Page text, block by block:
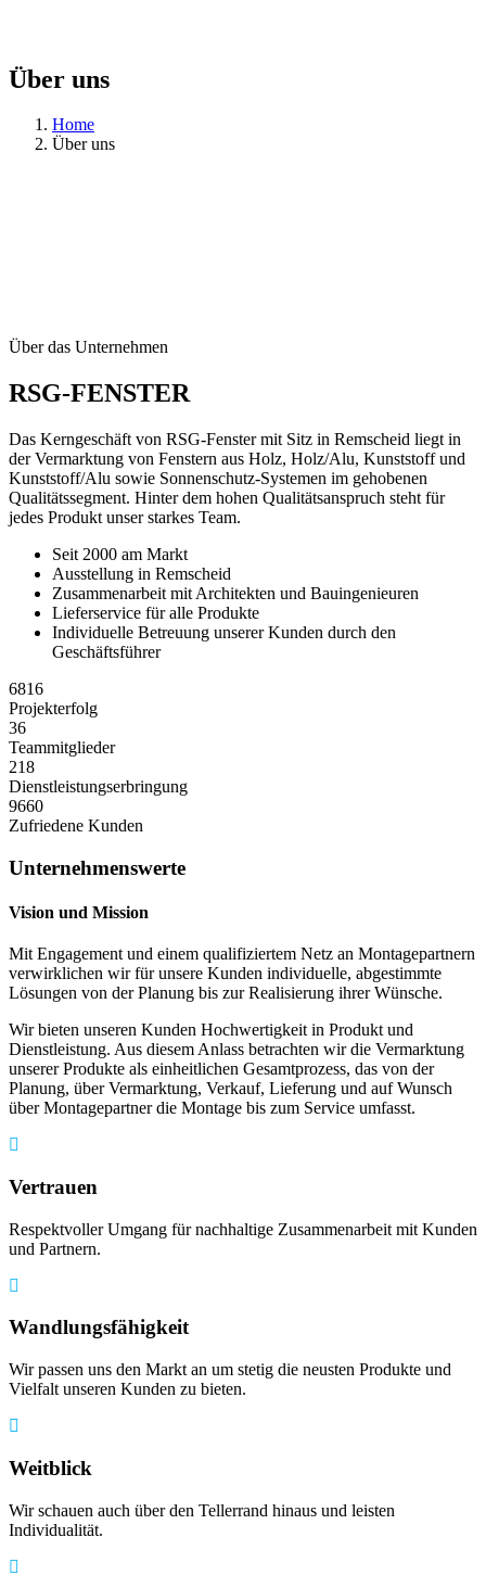
Über uns
Home
Über uns
Über das Unternehmen
RSG-FENSTER
Das Kerngeschäft von RSG-Fenster mit Sitz in Remscheid liegt in
der Vermarktung von Fenstern aus Holz, Holz/Alu, Kunststoff und
Kunststoff/Alu sowie Sonnenschutz-Systemen im gehobenen
Qualitätssegment. Hinter dem hohen Qualitätsanspruch steht für
jedes Produkt unser starkes Team.
Seit 2000 am Markt
Ausstellung in Remscheid
Zusammenarbeit mit Architekten und Bauingenieuren
Lieferservice für alle Produkte
Individuelle Betreuung unserer Kunden durch den
Geschäftsführer
6816
Projekterfolg
36
Teammitglieder
218
Dienstleistungserbringung
9660
Zufriedene Kunden
Unternehmenswerte
Vision und Mission
Mit Engagement und einem qualifiziertem Netz an Montagepartnern
verwirklichen wir für unsere Kunden individuelle, abgestimmte
Lösungen von der Planung bis zur Realisierung ihrer Wünsche.
Wir bieten unseren Kunden Hochwertigkeit in Produkt und
Dienstleistung. Aus diesem Anlass betrachten wir die Vermarktung
unserer Produkte als einheitlichen Gesamtprozess, das von der
Planung, über Vermarktung, Verkauf, Lieferung und auf Wunsch
über Montagepartner die Montage bis zum Service umfasst.
Vertrauen
Respektvoller Umgang für nachhaltige Zusammenarbeit mit Kunden
und Partnern.
Wandlungsfähigkeit
Wir passen uns den Markt an um stetig die neusten Produkte und
Vielfalt unseren Kunden zu bieten.
Weitblick
Wir schauen auch über den Tellerrand hinaus und leisten
Individualität.